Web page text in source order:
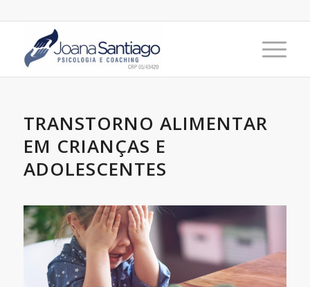
TRANSTORNO ALIMENTAR
EM CRIANÇAS E
ADOLESCENTES